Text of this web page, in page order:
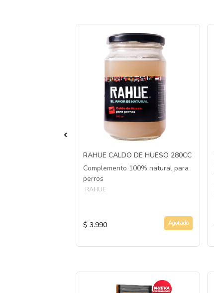
RAHUE CALDO DE HUESO 280CC
Complemento 100% natural para
perros
RAHUE
$ 3.990 Agotado